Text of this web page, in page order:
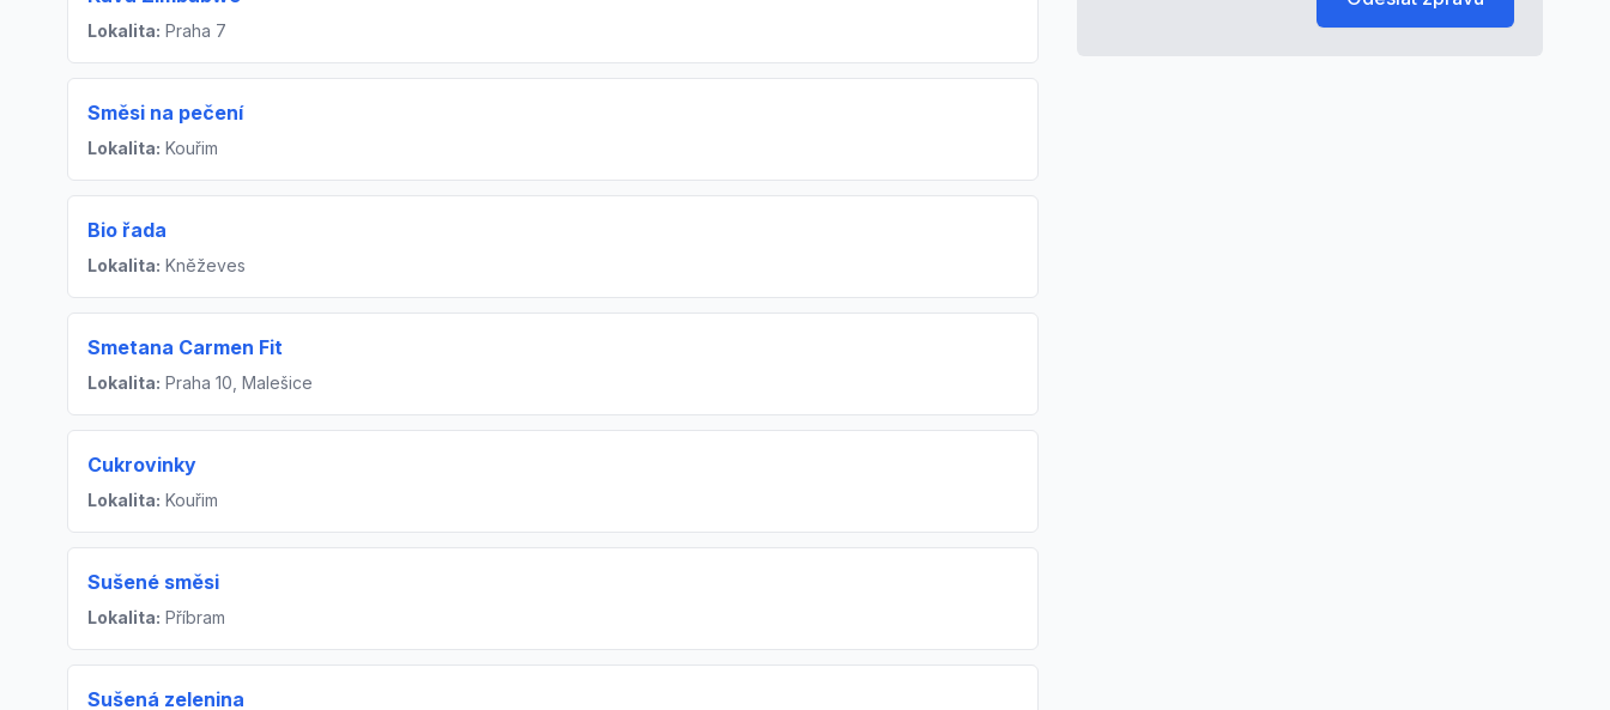
Lokalita: Praha 7
Směsi na pečení
Lokalita: Kouřim
Bio řada
Lokalita: Kněževes
Smetana Carmen Fit
Lokalita: Praha 10, Malešice
Cukrovinky
Lokalita: Kouřim
Sušené směsi
Lokalita: Příbram
Sušená zelenina